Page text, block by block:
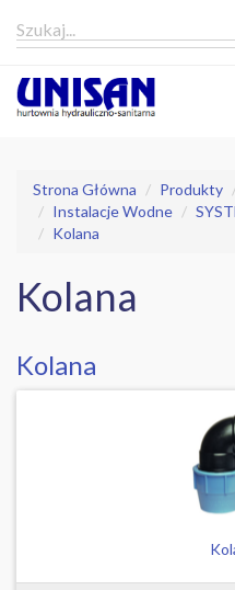
Strona Główna Produkty
Instalacje Wodne
Kolana
Kolana
Kolana